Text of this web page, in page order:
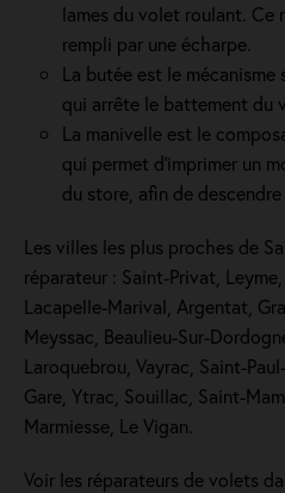
lames du volet roulant. Ce
rempli par une écharpe.
La butée est le mécanisme
qui arrête le battement du
La manivelle est le
qui permet d’imprimer un
du store, afin de
Les villes les plus proches de
réparateur : Saint-Privat,
Lacapelle-Marival, Argentat,
Meyssac, Beaulieu-Sur-
Laroquebrou, Vayrac, Saint-
Gare, Ytrac, Souillac, Saint-
Marmiesse, Le Vigan.
Voir les réparateurs de volets